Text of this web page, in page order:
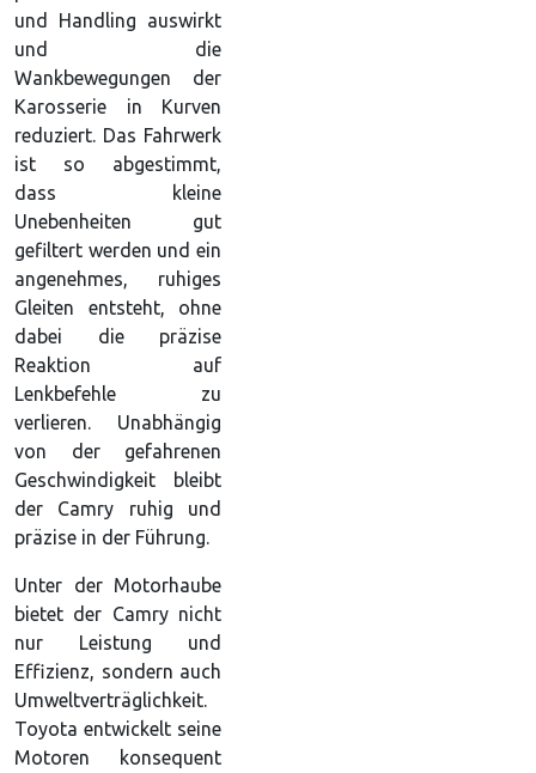
und Handling auswirkt
und die
Wankbewegungen der
Karosserie in Kurven
reduziert. Das Fahrwerk
ist so abgestimmt,
dass kleine
Unebenheiten gut
gefiltert werden und ein
angenehmes, ruhiges
Gleiten entsteht, ohne
dabei die präzise
Reaktion auf
Lenkbefehle zu
verlieren. Unabhängig
von der gefahrenen
Geschwindigkeit bleibt
der Camry ruhig und
präzise in der Führung.
Unter der Motorhaube
bietet der Camry nicht
nur Leistung und
Effizienz, sondern auch
Umweltverträglichkeit.
Toyota entwickelt seine
Motoren konsequent